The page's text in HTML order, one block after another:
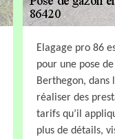
Elagage pro 86
pour une pose
Berthegon,
réaliser des
tarifs qu’il
plus de détails,